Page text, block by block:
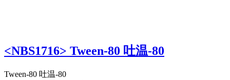
<NBS1716> Tween-80 吐温-80
Tween-80 吐温-80